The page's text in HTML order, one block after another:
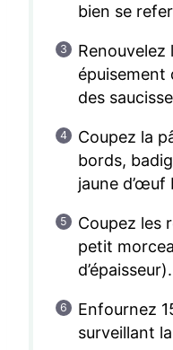
bien se
Renouvelez
épuisement
des
Coupez la
bords,
jaune d’œuf
Coupez les
petit
d’épaisseur).
Enfournez
surveillant